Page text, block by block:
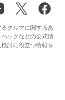
クルマに関するあ
ックなどの公式情
討に役立つ情報を